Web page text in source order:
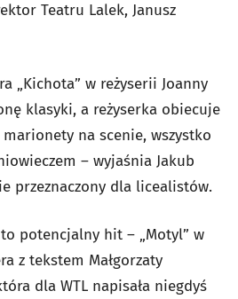
Teatru Lalek, Janusz
„Kichota” w reżyserii Joanny
klasyki, a reżyserka obiecuje
na scenie, wszystko
– wyjaśnia Jakub
przeznaczony dla licealistów.
potencjalny hit – „Motyl” w
z tekstem Małgorzaty
dla WTL napisała niegdyś